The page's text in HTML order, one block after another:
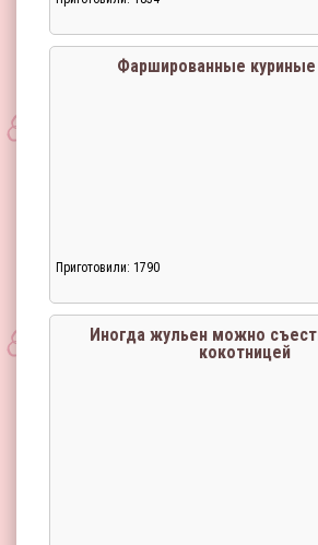
Фаршированные куриные
Приготовили: 1790
Иногда жульен можно
кокотницей